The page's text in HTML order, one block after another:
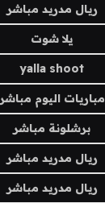
ريال مدريد مباشر
يلا شوت
yalla shoot
مباريات اليوم مباشر
برشلونة مباشر
ريال مدريد مباشر
ريال مدريد مباشر